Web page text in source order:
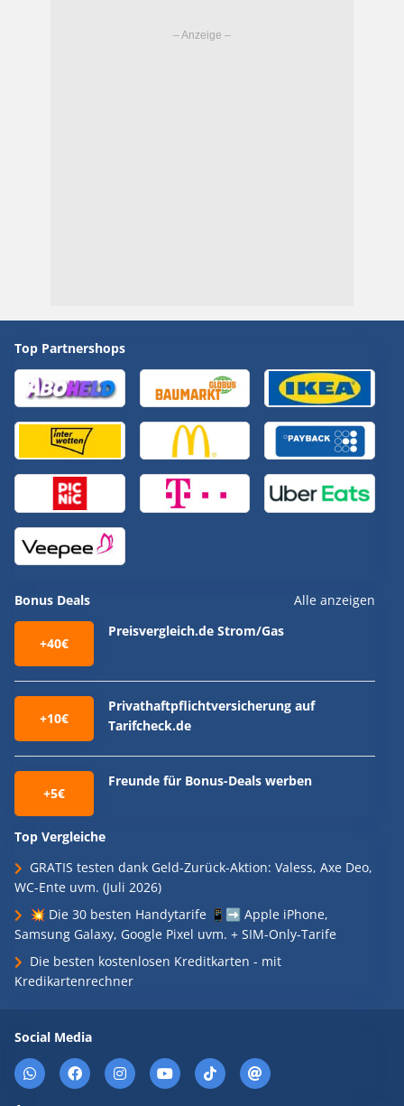
Top Partnershops
Bonus Deals Alle anzeigen
+40€
Preisvergleich.de Strom/Gas
+10€
Privathaftpflichtversicherung auf
Tarifcheck.de
+5€
Freunde für Bonus-Deals werben
Top Vergleiche
GRATIS testen dank Geld-Zurück-Aktion: Valess, Axe Deo,
WC-Ente uvm. (Juli 2026)
💥 Die 30 besten Handytarife 📱➡️ Apple iPhone,
Samsung Galaxy, Google Pixel uvm. + SIM-Only-Tarife
Die besten kostenlosen Kreditkarten - mit
Kredikartenrechner
Social Media